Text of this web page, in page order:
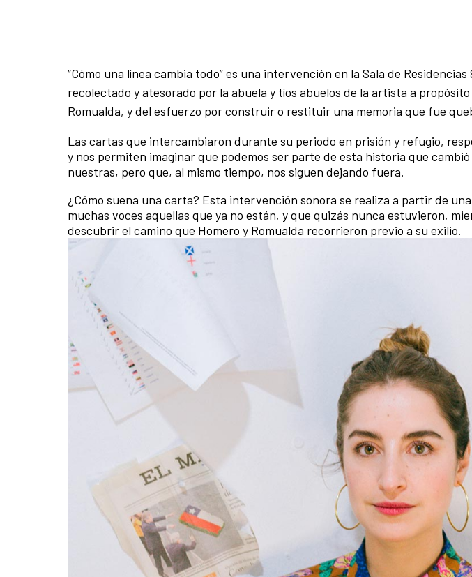
“Cómo una línea cambia todo” es una intervención en la Sala de
recolectado y atesorado por la abuela y tíos abuelos de la artista a
Romualda, y del esfuerzo por construir o restituir una memoria que fue
Las cartas que intercambiaron durante su periodo en prisión y refugio,
y nos permiten imaginar que podemos ser parte de esta historia que
nuestras, pero que, al mismo tiempo, nos siguen dejando fuera.
¿Cómo suena una carta? Esta intervención sonora se realiza a partir de
muchas voces aquellas que ya no están, y que quizás nunca estuvieron,
descubrir el camino que Homero y Romualda recorrieron previo a su exilio.